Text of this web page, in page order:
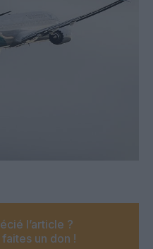
l’article ?
un don !